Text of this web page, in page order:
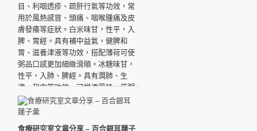
目、利咽透疹、疏肝行氣等功效，常
用於風熱感冒、頭痛、咽喉腫痛及皮
膚發癢等症狀。白米味甘，性平，入
脾、胃經。具有補中益氣，健脾和
胃、滋養津液等功效，搭配薄荷可使
粥品口感更加細緻滑順。冰糖味甘，
性平，入肺、脾經。具有潤肺、生
津、和中等功效，可增添風味，使粥
品口感更加溫潤順口。材料：鮮薄荷
30公克...
食療研究室文章分享 – 百合銀耳蓮子